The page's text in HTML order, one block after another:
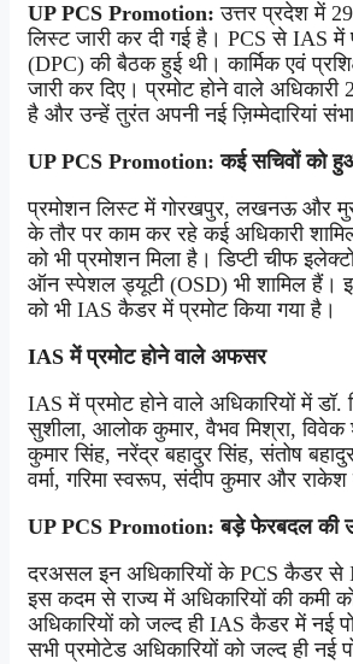
UP PCS Promotion:उत्तर प्रदेश में
लिस्ट जारी कर दी गई है। PCS से IAS में
(DPC) की बैठक हुई थी। कार्मिक एवं
जारी कर दिए। प्रमोट होने वाले
है और उन्हें तुरंत अपनी नई ज़िम्मेदारियां
UP PCS Promotion: कई सचिवों को
प्रमोशन लिस्ट में गोरखपुर, लखनऊ और
के तौर पर काम कर रहे कई अधिकारी
को भी प्रमोशन मिला है। डिप्टी चीफ
ऑन स्पेशल ड्यूटी (OSD) भी शामिल हैं।
को भी IAS कैडर में प्रमोट किया गया है।
IAS में प्रमोट होने वाले अफसर
IAS में प्रमोट होने वाले अधिकारियों में
सुशीला, आलोक कुमार, वैभव मिश्रा, विवेक
कुमार सिंह, नरेंद्र बहादुर सिंह, संतोष
वर्मा, गरिमा स्वरूप, संदीप कुमार और
UP PCS Promotion: बड़े फेरबदल की
दरअसल इन अधिकारियों के PCS कैडर से
इस कदम से राज्य में अधिकारियों की कमी
अधिकारियों को जल्द ही IAS कैडर में नई
सभी प्रमोटेड अधिकारियों को जल्द ही नई